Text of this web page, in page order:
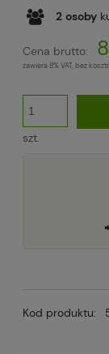
2 osoby
Cena brutto:
zawiera 8% VAT, bez
szt.
Kod produktu: